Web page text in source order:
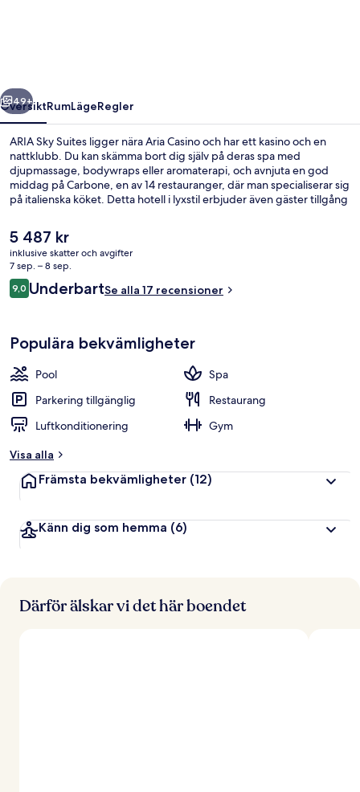
Nästa
49+
ÖversiktRumLägeRegler
ARIA Sky Suites ligger nära Aria Casino och har ett kasino och en
nattklubb. Du kan skämma bort dig själv på deras spa med
djupmassage, bodywraps eller aromaterapi, och avnjuta en god
middag på Carbone, en av 14 restauranger, där man specialiserar sig
på italienska köket. Detta hotell i lyxstil erbjuder även gäster tillgång
Det
nuvarande
priset
är
5 487 kr
5 487 kr
inklusive skatter och avgifter
7 sep. – 8 sep.
Recensioner
9,09,0 av 10,
UnderbartSe alla 17 recensioner
Populära bekvämligheter
Pool
Spa
Parkering tillgänglig
Restaurang
Luftkonditionering
Gym
Visa alla
Främsta bekvämligheter (12)
Känn dig som hemma (6)
Därför älskar vi det här boendet